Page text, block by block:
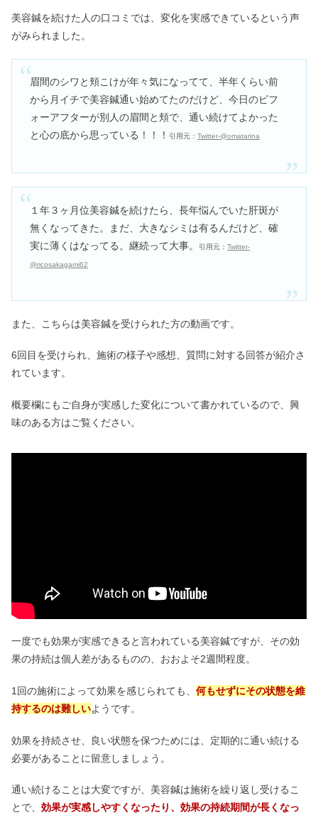
プチプラ調べてみた【口コミ】
ヒトカラは気持ち悪い・やばい？何時
間で恥ずかしい&行き過ぎなの？
買ってはいけないミシン3選｜失敗し
買ってはいけない洗濯機6選｜一人暮
らしで壊れやすいメーカーは？
嘘？厚生労働省認可の評判
よもぎ蒸しの危険性｜効果ない？ホン
マでっかの放送や自宅のデメリット
美容鍼を続けた人の口コミでは、変化を実感できているという声
がみられました。
眉間のシワと頬こけが年々気になってて、半年くらい前
から月イチで美容鍼通い始めてたのだけど、今日のビフ
ォーアフターが別人の眉間と頬で、通い続けてよかった
と心の底から思っている！！！
引用元：Twitter-@omatarina
１年３ヶ月位美容鍼を続けたら、長年悩んでいた肝斑が
無くなってきた。まだ、大きなシミは有るんだけど、確
実に薄くはなってる。継続って大事。
引用元：Twitter-
@ricosakagami62
また、こちらは美容鍼を受けられた方の動画です。
6回目を受けられ、施術の様子や感想、質問に対する回答が紹介さ
れています。
概要欄にもご自身が実感した変化について書かれているので、興
味のある方はご覧ください。
一度でも効果が実感できると言われている美容鍼ですが、その効
果の持続は個人差があるものの、おおよそ2週間程度。
1回の施術によって効果を感じられても、 何もせずにその状態を維
持するのは難しいようです。
効果を持続させ、良い状態を保つためには、定期的に通い続ける
必要があることに留意しましょう。
通い続けることは大変ですが、美容鍼は施術を繰り返し受けるこ
とで、 効果が実感しやすくなったり、 効果の持続期間が長くなっ